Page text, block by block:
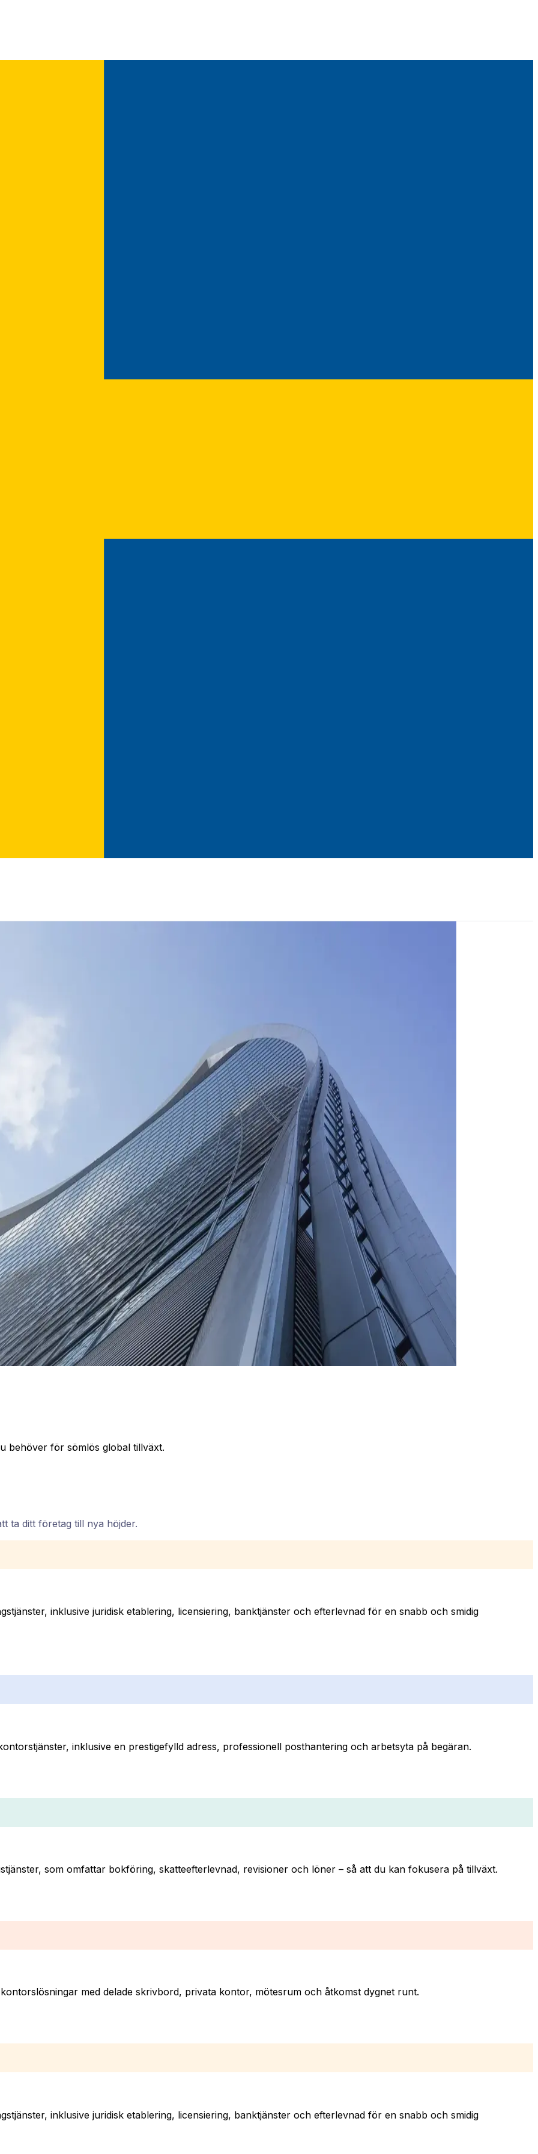
behöver för sömlös global tillväxt.
ta ditt företag till nya höjder.
inklusive juridisk etablering, licensiering, banktjänster och efterlevnad för en snabb och smidig
inklusive en prestigefylld adress, professionell posthantering och arbetsyta på begäran.
som omfattar bokföring, skatteefterlevnad, revisioner och löner – så att du kan fokusera på tillväxt.
med delade skrivbord, privata kontor, mötesrum och åtkomst dygnet runt.
inklusive juridisk etablering, licensiering, banktjänster och efterlevnad för en snabb och smidig